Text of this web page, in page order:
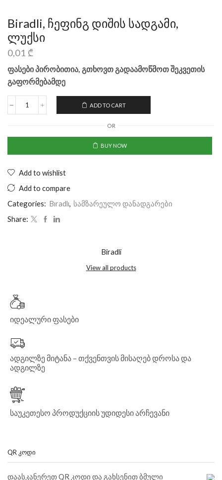
Biradli, ჩეფინგ დიშის სადგამი,
ლუქსი
0,01 ₾
ფასები პირობითია, გთხოვთ გადაამოწმოთ შეკვეთის
გაფორმებამდე
ADD TO CART
OR
BUY NOW
Add to wishlist
Add to compare
Categories: Bıradlı, სამზარეულო დანადგარები
Share:
Biradli
View all products
იდეალური ფასები
ადგილზე მიტანა – თქვენთვის მისაღებ დროსა და
ადგილზე
საუკეთესო პროდუქციის უდიდესი არჩევანი
QR ᲙᲝᲓᲘ
დაასკანერეთ QR კოდი და გახსენით ბმული